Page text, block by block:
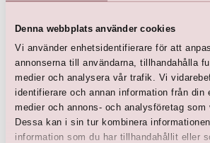
Denna webbplats använder cookies
Vi använder enhetsidentifierare för att
annonserna till användarna, tillhandahålla
medier och analysera vår trafik. Vi
identifierare och annan information från din
medier och annons- och analysföretag som
Dessa kan i sin tur kombinera
information som du har tillhandahållit eller